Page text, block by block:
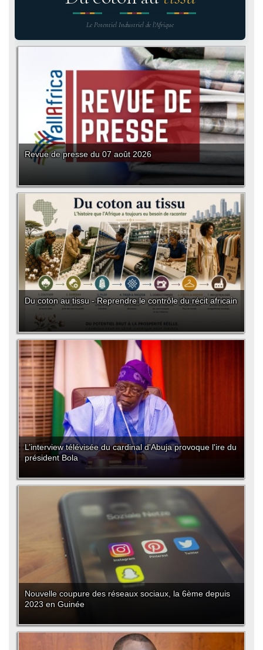
Le Potentiel Industriel de l'Afrique
Revue de presse du 07 août 2026
Du coton au tissu - Reprendre le contrôle du récit africain
L’interview télévisée du cardinal d'Abuja provoque l'ire du
président Bola
Nouvelle coupure des réseaux sociaux, la 6ème depuis
2023 en Guinée